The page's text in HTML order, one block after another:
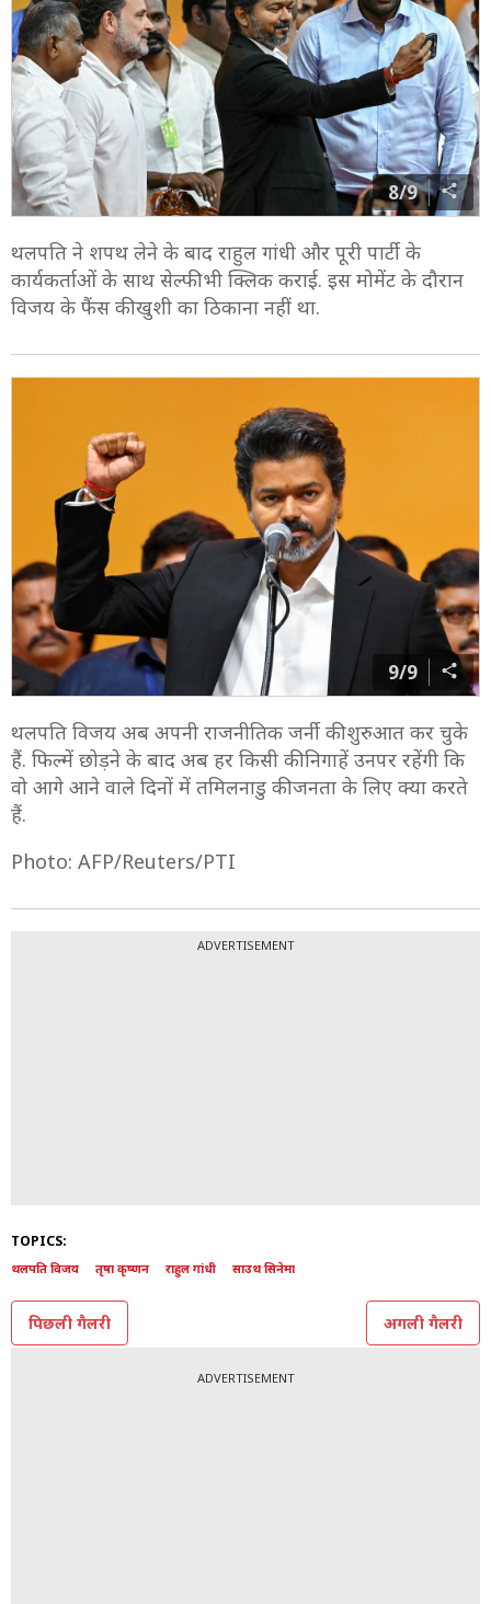
8/9
थलपति ने शपथ लेने के बाद राहुल गांधी और पूरी पार्टी के
कार्यकर्ताओं के साथ सेल्फी भी क्लिक कराई. इस मोमेंट के दौरान
विजय के फैंस की खुशी का ठिकाना नहीं था.
9/9
थलपति विजय अब अपनी राजनीतिक जर्नी की शुरुआत कर चुके
हैं. फिल्में छोड़ने के बाद अब हर किसी की निगाहें उनपर रहेंगी कि
वो आगे आने वाले दिनों में तमिलनाडु की जनता के लिए क्या करते
हैं.
Photo: AFP/Reuters/PTI
ADVERTISEMENT
TOPICS:
थलपति विजय तृषा कृष्णन राहुल गांधी साउथ सिनेमा
पिछली गैलरी अगली गैलरी
ADVERTISEMENT